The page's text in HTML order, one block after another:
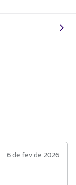
6 de fev de 2026